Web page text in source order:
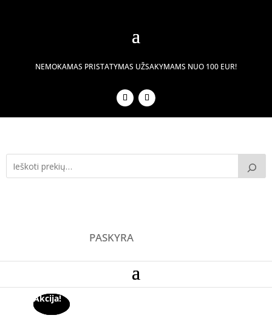
NEMOKAMAS PRISTATYMAS UŽSAKYMAMS NUO 100 EUR!
PASKYRA
Akcija!
Akcija!
Akcija!